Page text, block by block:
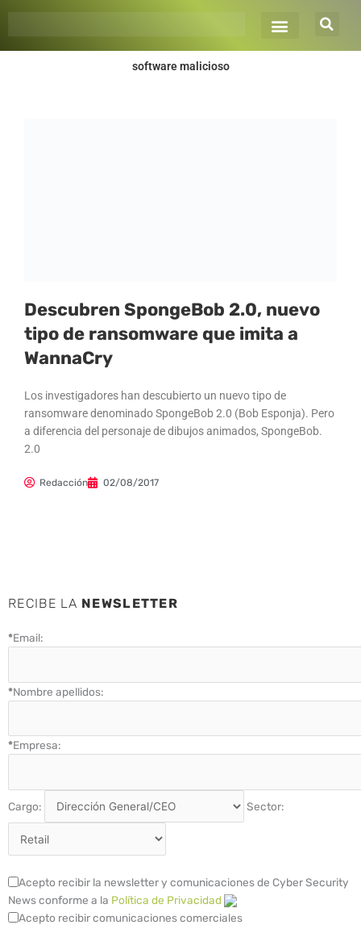
software malicioso
Descubren SpongeBob 2.0, nuevo
tipo de ransomware que imita a
WannaCry
Los investigadores han descubierto un nuevo tipo de
ransomware denominado SpongeBob 2.0 (Bob Esponja). Pero
a diferencia del personaje de dibujos animados, SpongeBob.
2.0
Redacción 02/08/2017
RECIBE LA NEWSLETTER
*Email:
*Nombre apellidos:
*Empresa:
Cargo: Sector:
Acepto recibir la newsletter y comunicaciones de Cyber Security
News conforme a la Política de Privacidad
Acepto recibir comunicaciones comerciales